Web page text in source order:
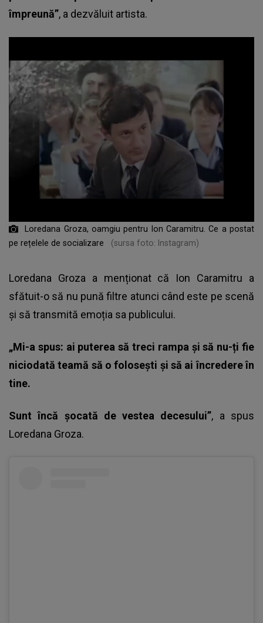
împreună”, a dezvăluit artista.
Loredana Groza, oamgiu pentru Ion Caramitru. Ce a postat
pe rețelele de socializare
(sursa foto: Instagram)
Loredana Groza a menționat că Ion Caramitru a
sfătuit-o să nu pună filtre atunci când este pe scenă
și să transmită emoția sa publicului.
„Mi-a spus: ai puterea să treci rampa și să nu-ți fie
niciodată teamă să o folosești și să ai încredere în
tine.
Sunt încă șocată de vestea decesului”, a spus
Loredana Groza.